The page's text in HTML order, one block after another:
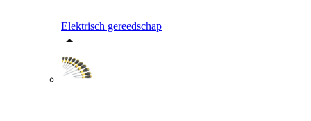
Elektrisch gereedschap